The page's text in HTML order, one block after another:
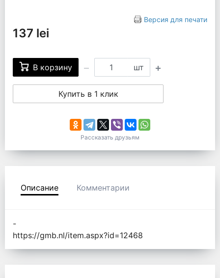
Версия для печати
137 lei
В корзину шт
Купить в 1 клик
Рассказать друзьям
Описание Комментарии
-
https://gmb.nl/item.aspx?id=12468